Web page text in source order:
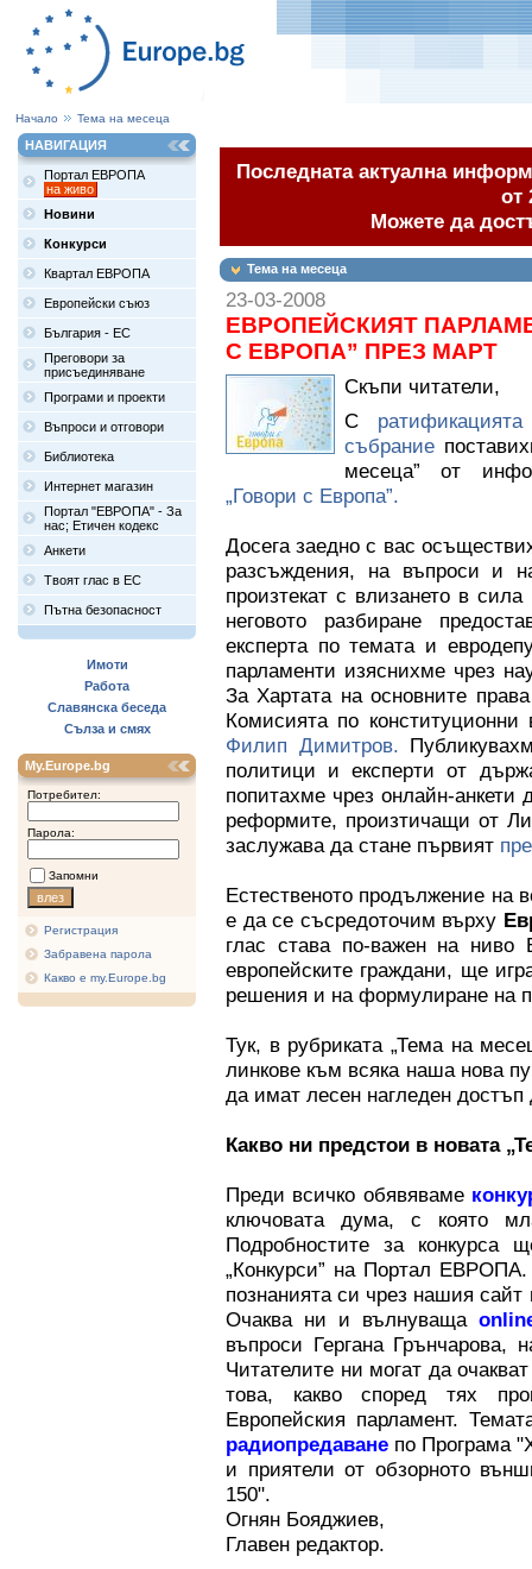
Начало Тема на месеца
НАВИГАЦИЯ
Портал ЕВРОПА
на живо
Новини
Конкурси
Квартал ЕВРОПА
Европейски съюз
България - ЕС
Преговори за
присъединяване
Програми и проекти
Въпроси и отговори
Библиотека
Интернет магазин
Портал "ЕВРОПА" - За
нас; Етичен кодекс
Анкети
Твоят глас в ЕС
Пътна безопасност
Имоти
Работа
Славянска беседа
Сълза и смях
My.Europe.bg
Потребител:
Парола:
Запомни
Регистрация
Забравена парола
Какво е my.Europe.bg
Последната актуална
от
Можете да
Тема на месеца
23-03-2008
ЕВРОПЕЙСКИЯТ
С ЕВРОПА” ПРЕЗ МАРТ
Скъпи читатели,
С
събрание
месеца” от
„Говори с Европа”.
Досега заедно с вас
разсъждения, на въпроси и
произтекат с влизането в
неговото разбиране
експерта по темата и
парламенти изяснихме чрез
За Хартата на основните
Комисията по
Филип Димитров.
политици и експерти от
попитахме чрез онлайн-анкети
реформите, произтичащи от
заслужава да стане първият
Естественото продължение на
е да се съсредоточим върху
глас става по-важен на ниво
европейските граждани, ще
решения и на формулиране на
Тук, в рубриката „Тема на
линкове към всяка наша нова
да имат лесен нагледен достъп
Какво ни предстои в новата
Преди всичко обявяваме
ключовата дума, с която
Подробностите за конкурса
„Конкурси” на Портал
познанията си чрез нашия
Очаква ни и вълнуваща
въпроси Гергана Грънчарова,
Читателите ни могат да
това, какво според тях
Европейския парламент.
радиопредаване по Програма
и приятели от обзорното
150".
Огнян Бояджиев,
Главен редактор.